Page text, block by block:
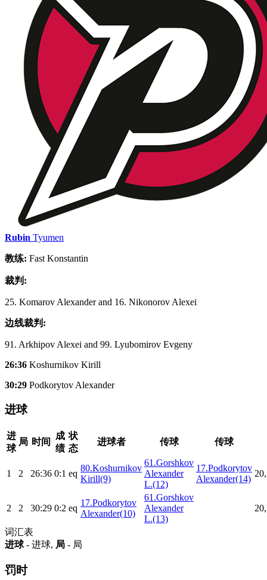
Rubin Tyumen
教练: Fast Konstantin
裁判:
25. Komarov Alexander and 16. Nikonorov Alexei
边线裁判:
91. Arkhipov Alexei and 99. Lyubomirov Evgeny
26:36 Koshurnikov Kirill
30:29 Podkorytov Alexander
进球
进
球
局 时间
成
绩
状
态
进球者 传球 传球
1 2 26:36 0:1 eq
80.Koshurnikov
Kirill(9)
61.Gorshkov
Alexander
L.(12)
17.Podkorytov
Alexander(14)
2 2 30:29 0:2 eq
17.Podkorytov
Alexander(10)
61.Gorshkov
Alexander
L.(13)
词汇表
进球- 进球, 局 - 局
罚时